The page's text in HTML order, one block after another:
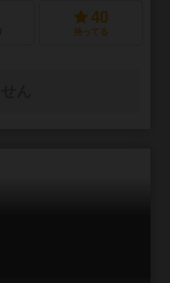
40
持ってる